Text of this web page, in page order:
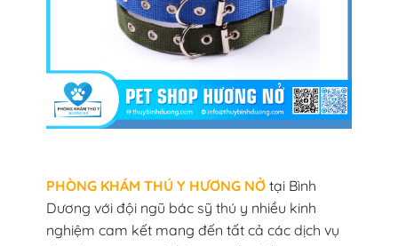
PHÒNG KHÁM THÚ Y HƯƠNG NỞtại Bình
Dương với đội ngũ bác sỹ thú y nhiều kinh
nghiệm cam kết mang đến tất cả các dịch vụ